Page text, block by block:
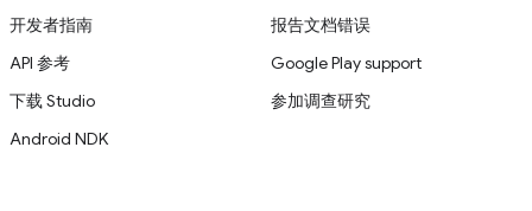
开发者指南
API 参考
下载 Studio
Android NDK
报告文档错误
Google Play support
参加调查研究